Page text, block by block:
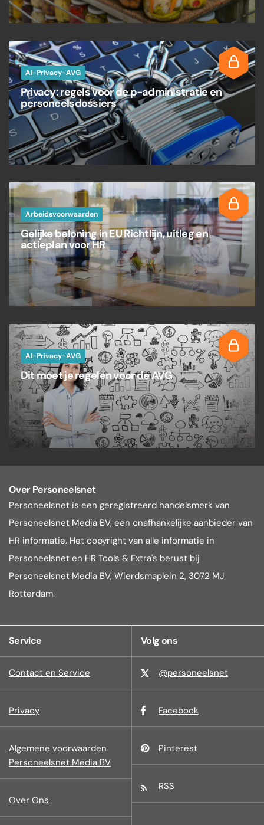
AI-Privacy-AVG
Privacy: regels voor de p-administratie en
personeelsdossiers
Arbeidsvoorwaarden
Gelijke beloning in EU Richtlijn, uitleg en
actieplan voor HR
AI-Privacy-AVG
Dit moet je regelen voor de AVG
Over Personeelsnet
Personeelsnet is een geregistreerd handelsmerk van
Personeelsnet Media BV, een onafhankelijke aanbieder van
HR informatie. Het copyright van alle informatie in
Personeelsnet en HR Tools & Extra's berust bij
Personeelsnet Media BV, Wierdsmaplein 2, 3072 MJ
Rotterdam.
Service
Contact en Service
Privacy
Algemene voorwaarden
Personeelsnet Media BV
Over Ons
Volg ons
@personeelsnet
Facebook
Pinterest
RSS